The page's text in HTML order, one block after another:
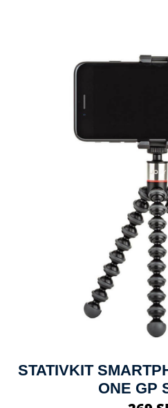
STATIVKIT
ONE GP